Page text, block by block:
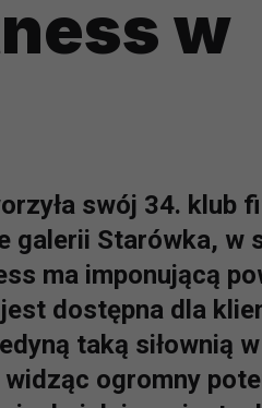
w
swój 34. klub
galerii Starówka, w
ma imponującą
dostępna dla
taką siłownią
ogromny